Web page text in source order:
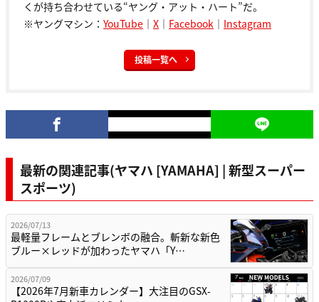
くが持ち合わせている“ヤング・アット・ハート”だ。
※ヤングマシン： YouTube ｜ X ｜ Facebook ｜ Instagram
投稿一覧へ
最新の関連記事(ヤマハ [YAMAHA] | 新型スーパー
スポーツ)
2026/07/13
最軽量フレームとブレンボの融合。斬新な新色
ブルー×レッドが加わったヤマハ「Y…
2026/07/09
【2026年7月新車カレンダー】大注目のGSX-